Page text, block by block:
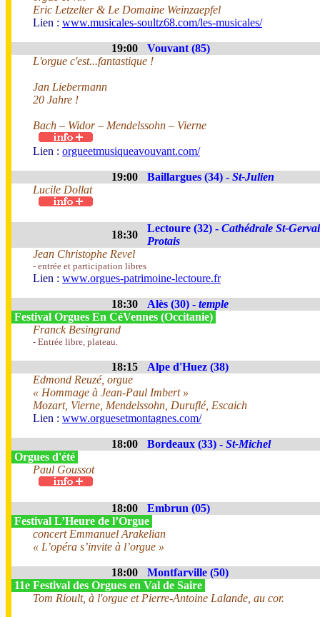
Eric Letzelter & Le Domaine Weinzaepfel
Lien : www.musicales-soultz68.com/les-musicales/
19:00
Vouvant (85)
L'orgue c'est...fantastique !
Jan Liebermann
20 Jahre !
Bach – Widor – Mendelssohn – Vierne
Lien : orgueetmusiqueavouvant.com/
19:00 Baillargues (34) - St-Julien
Lucile Dollat
18:30
Lectoure (32) - Cathédrale St-
Protais
Jean Christophe Revel
- entrée et participation libres
Lien : www.orgues-patrimoine-lectoure.fr
18:30 Alès (30) - temple
Festival Orgues En CéVennes (Occitanie)
Franck Besingrand
- Entrée libre, plateau.
18:15
Alpe d'Huez (38)
Edmond Reuzé, orgue
« Hommage à Jean-Paul Imbert »
Mozart, Vierne, Mendelssohn, Duruflé, Escaich
Lien : www.orguesetmontagnes.com/
18:00 Bordeaux (33) - St-Michel
Orgues d'été
Paul Goussot
18:00
Embrun (05)
Festival L’Heure de l’Orgue
concert Emmanuel Arakelian
« L’opéra s’invite à l’orgue »
18:00
Montfarville (50)
11e Festival des Orgues en Val de Saire
Tom Rioult, à l'orgue et Pierre-Antoine Lalande, au cor.